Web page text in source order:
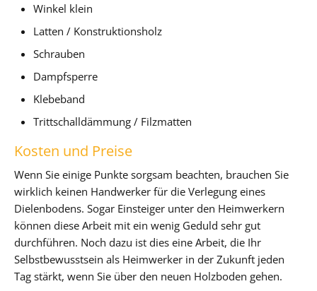
Winkel klein
Latten / Konstruktionsholz
Schrauben
Dampfsperre
Klebeband
Trittschalldämmung / Filzmatten
Kosten und Preise
Wenn Sie einige Punkte sorgsam beachten, brauchen Sie
wirklich keinen Handwerker für die Verlegung eines
Dielenbodens. Sogar Einsteiger unter den Heimwerkern
können diese Arbeit mit ein wenig Geduld sehr gut
durchführen. Noch dazu ist dies eine Arbeit, die Ihr
Selbstbewusstsein als Heimwerker in der Zukunft jeden
Tag stärkt, wenn Sie über den neuen Holzboden gehen.